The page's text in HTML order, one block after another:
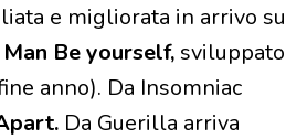
e migliorata in arrivo su
Be yourself, sviluppato
anno). Da Insomniac
Da Guerilla arriva